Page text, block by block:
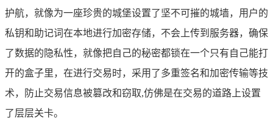
护航，就像为一座珍贵的城堡设置了坚不可摧的城墙，用户的
私钥和助记词在本地进行加密存储，不会上传到服务器，确保
了数据的隐私性，就像把自己的秘密都锁在一个只有自己能打
开的盒子里，在进行交易时，采用了多重签名和加密传输等技
术，防止交易信息被篡改和窃取,仿佛是在交易的道路上设置
了层层关卡。